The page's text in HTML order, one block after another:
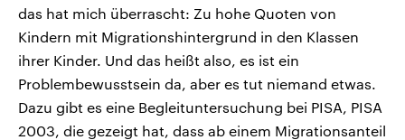
das hat mich überrascht: Zu hohe Quoten von
Kindern mit Migrationshintergrund in den Klassen
ihrer Kinder. Und das heißt also, es ist ein
Problembewusstsein da, aber es tut niemand etwas.
Dazu gibt es eine Begleituntersuchung bei PISA, PISA
2003, die gezeigt hat, dass ab einem Migrationsanteil